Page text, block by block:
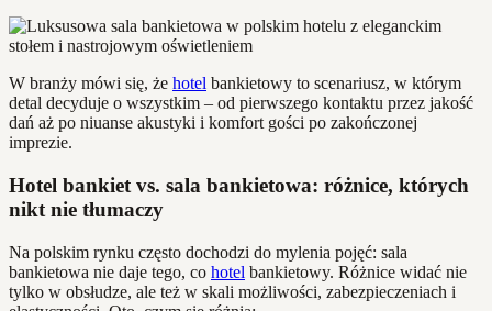
W branży mówi się, że hotel bankietowy to scenariusz, w którym
detal decyduje o wszystkim – od pierwszego kontaktu przez jakość
dań aż po niuanse akustyki i komfort gości po zakończonej
imprezie.
Hotel bankiet vs. sala bankietowa: różnice, których
nikt nie tłumaczy
Na polskim rynku często dochodzi do mylenia pojęć: sala
bankietowa nie daje tego, co hotel bankietowy. Różnice widać nie
tylko w obsłudze, ale też w skali możliwości, zabezpieczeniach i